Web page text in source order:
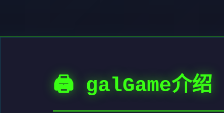
🖨️ galGame介绍